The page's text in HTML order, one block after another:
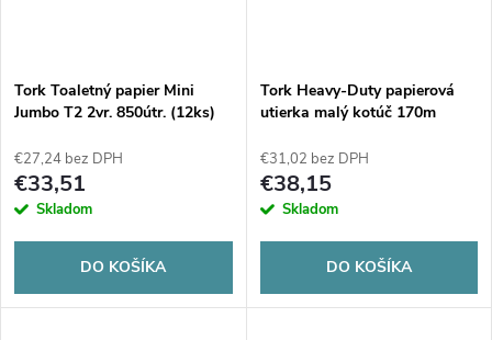
Tork Toaletný papier Mini
Jumbo T2 2vr. 850útr. (12ks)
€27,24 bez DPH
€33,51
Skladom
DO KOŠÍKA
Tork Heavy-Duty papierová
utierka malý kotúč 170m
€31,02 bez DPH
€38,15
Skladom
DO KOŠÍKA